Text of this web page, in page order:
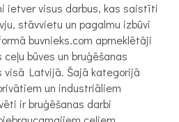
ietver visus darbus, kas saistīti
stāvvietu un pagalmu izbūvi
buvnieks.com apmeklētāji
būves un bruģēšanas
visā Latvijā. Šajā kategorijā
un industriāliem
ir bruģēšanas darbi